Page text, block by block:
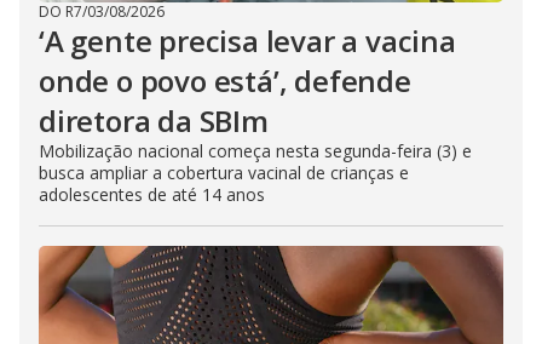
DO R7/03/08/2026
‘A gente precisa levar a vacina
onde o povo está’, defende
diretora da SBIm
Mobilização nacional começa nesta segunda-feira (3) e
busca ampliar a cobertura vacinal de crianças e
adolescentes de até 14 anos